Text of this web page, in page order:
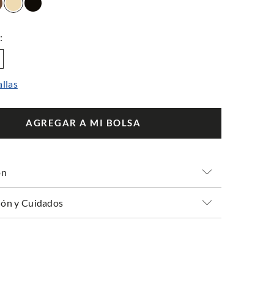
AGREGAR A MI BOLSA
y Cuidados